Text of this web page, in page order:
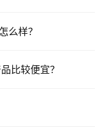
么样？
比较便宜？